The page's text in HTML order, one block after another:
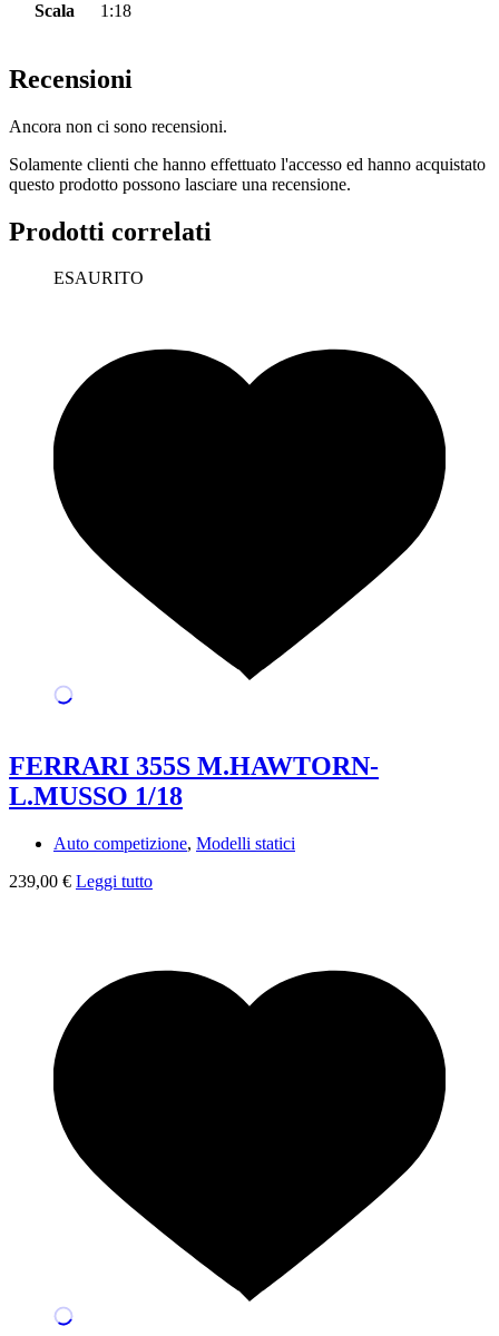
Scala 1:18
Recensioni
Ancora non ci sono recensioni.
Solamente clienti che hanno effettuato l'accesso ed hanno acquistato
questo prodotto possono lasciare una recensione.
Prodotti correlati
ESAURITO
FERRARI 355S M.HAWTORN-
L.MUSSO 1/18
Auto competizione, Modelli statici
239,00 € Leggi tutto